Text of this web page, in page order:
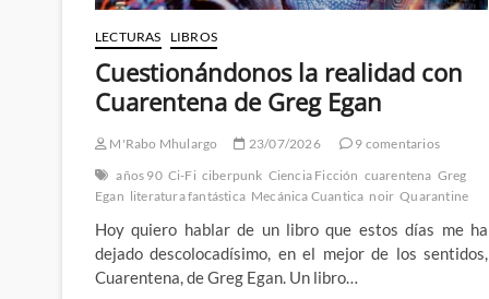
LECTURAS LIBROS
Cuestionándonos la realidad con
Cuarentena de Greg Egan
M'Rabo Mhulargo 23/07/2026
9 comentarios
años 90 Ci-Fi ciberpunk Ciencia Ficción cuarentena Greg
Egan literatura fantástica Mecánica Cuantica noir Quarantine
Hoy quiero hablar de un libro que estos días me ha
dejado descolocadísimo, en el mejor de los sentidos,
Cuarentena, de Greg Egan. Un libro…